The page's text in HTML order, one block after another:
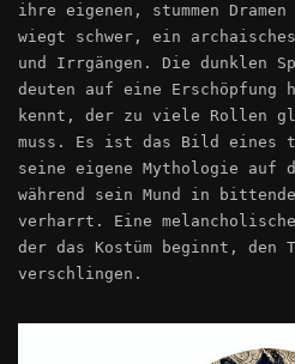
ihre eigenen, stummen
wiegt schwer, ein
und Irrgängen. Die dunklen
deuten auf eine
kennt, der zu viele Rollen
muss. Es ist das Bild eines
seine eigene Mythologie auf
während sein Mund in
verharrt. Eine
der das Kostüm beginnt, den
verschlingen.